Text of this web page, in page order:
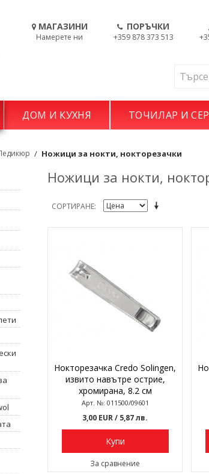
МАГАЗИНИ
Намерете ни
ПОРЪЧКИ
+359 878 373 513
ДОМ И КУХНЯ ТОЧИЛАР И
/ Ножици за нокти, нокторезачки
Ножици за нокти,
СОРТИРАНЕ
Нокторезачка Credo Solingen,
извито навътре острие,
хромирана, 8.2 см
Арт. №: 011500/09601
3,00 EUR/ 5,87 лв.
Купи
За сравнение